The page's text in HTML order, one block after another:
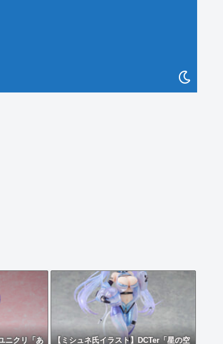
ニクリ「あ
【ミシュネ氏イラスト】DCTer「星の空